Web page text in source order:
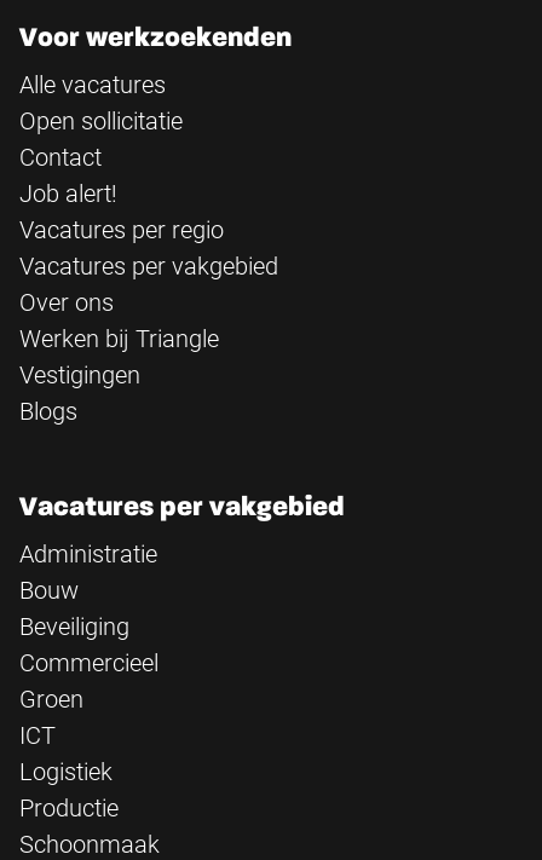
Voor werkzoekenden
Alle vacatures
Open sollicitatie
Contact
Job alert!
Vacatures per regio
Vacatures per vakgebied
Over ons
Werken bij Triangle
Vestigingen
Blogs
Vacatures per vakgebied
Administratie
Bouw
Beveiliging
Commercieel
Groen
ICT
Logistiek
Productie
Schoonmaak